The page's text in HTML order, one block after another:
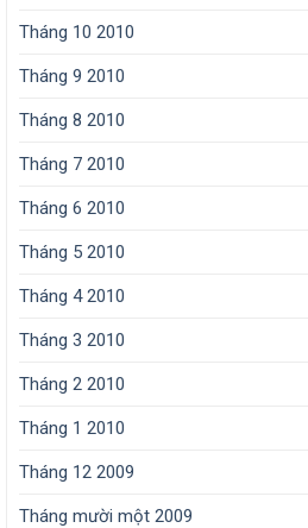
Tháng 10 2010
Tháng 9 2010
Tháng 8 2010
Tháng 7 2010
Tháng 6 2010
Tháng 5 2010
Tháng 4 2010
Tháng 3 2010
Tháng 2 2010
Tháng 1 2010
Tháng 12 2009
Tháng mười một 2009